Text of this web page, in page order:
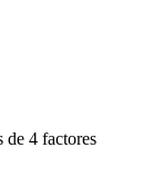
de 4 factores